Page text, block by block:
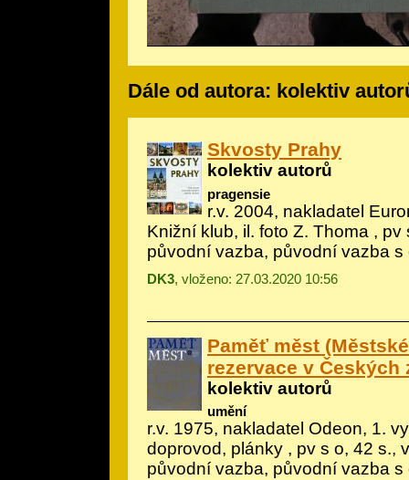
Dále od autora: kolektiv
Skvosty Prahy
kolektiv autorů
pragensie
r.v. 2004, nakladatel
Knižní klub, il. foto Z. Thoma , pv
původní vazba, původní vazba s
DK3, vloženo: 27.03.2020 10:56
Paměť měst
rezervace v Českých
kolektiv autorů
umění
r.v. 1975, nakladatel Odeon, 1.
doprovod, plánky , pv s o, 42 s.,
původní vazba, původní vazba s